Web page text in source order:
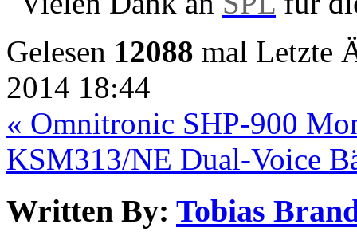
Gelesen 12088 mal Letzte
2014 18:44
« Omnitronic SHP-900
KSM313/NE Dual-Voice
Written By: Tobias